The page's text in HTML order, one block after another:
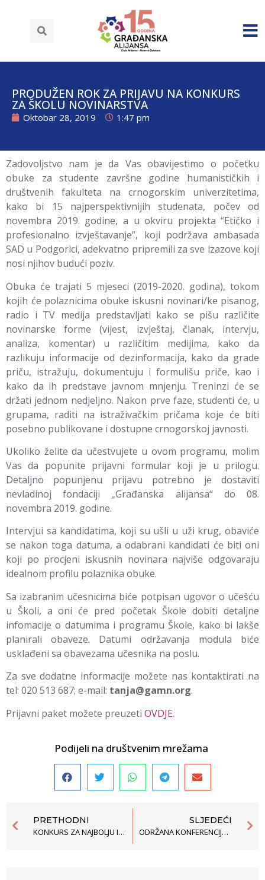
PRODUŽEN ROK ZA PRIJAVU NA KONKURS
ZA ŠKOLU NOVINARSTVA
Oktobar 28, 2019 1:47 pm
Zadovoljstvo nam je da Vas obavijestimo o početku
obuke za studente završne godine humanističkih i
društvenih fakulteta na crnogorskim univerzitetima,
kako bi 15 najperspektivnijih studenata, počev od
novembra 2019. godine, a u okviru projekta “Etičko i
profesionalno izvještavanje”, koji podržava ambasada
SAD u Podgorici, adekvatno pripremili za sve izazove koji
nosi njihov budući poziv.
Obuka će trajati 5 mjeseci (2019-2020. godina), tokom
kojih će polaznicima obuke iskusni novinari/ke pisanog,
radio i TV medija predstavljati kako se pišu različite
novinarske forme (vijest, izvještaj, članak, intervju,
analiza, komentar) u različitim medijima, kako da
razlikuju informacije od dezinformacija, kako da grade
priču, istražuju, dokumentuju i formulišu priče, kao i
kako da ih predstave javnom mnjenju. Treninzi će se
držati jednom nedjeljno. Nakon prve faze, studenti će, u
grupama, raditi na istraživačkim pričama koje će biti
posebno publikovane i dostupne crnogorskoj javnosti.
Ukoliko želite da učestvujete u ovom programu, molim
Vas da popunite prijavni formular koji je u prilogu.
Detaljno popunjenu prijavu potrebno je dostaviti
nevladinoj fondaciji „Građanska alijansa“ do 08.
novembra 2019. godine.
Intervjui sa kandidatima, koji su ušli u uži krug, obaviće
se nakon toga datuma, a odabrani kandidati će biti oni
koji po procjeni iskusnih novinara najviše odgovaraju
idealnom profilu polaznika obuke.
Sa izabranim učesnicima biće potpisan ugovor o učešću
u Školi, a oni će pred početak Škole dobiti detaljne
infomacije o datumima i programu Škole, kako bi lakše
planirali obaveze. Datumi održavanja modula biće
usklađeni sa obavezama učesnika na poslu.
Za sve dodatne informacije možete nas kontaktirati na
tel: 020 513 687; e-mail: tanja@gamn.org.
Prijavni paket možete preuzeti OVDJE.
Podijeli na društvenim mrežama
PRETHODNI
KONKURS ZA NAJBOLJU ISTRAŽIVAČKU PRIČU U OBLASTI ZAPOŠLJAVANJA ROMA I EGIPĆANA
SLJEDEĆI
ODRŽANA KONFERENCIJA “IZAZOVI CRNE GORE U PREGOVARAČKIM POGLAVLJIMA 23 I 24”